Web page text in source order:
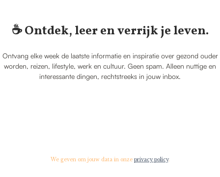
☕️ Ontdek, leer en verrijk je leven.
Ontvang elke week de laatste informatie en inspiratie over gezond ouder
worden, reizen, lifestyle, werk en cultuur. Geen spam. Alleen nuttige en
interessante dingen, rechtstreeks in jouw inbox.
We geven om jouw data in onze privacy policy.